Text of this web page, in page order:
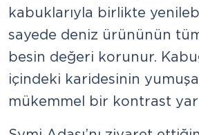
kabuklarıyla birlikte
sayede deniz ürününün
besin değeri korunur.
içindeki karidesinin
mükemmel bir kontrast